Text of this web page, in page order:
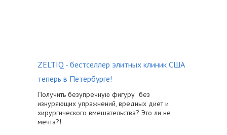
ZELTIQ - бестселлер элитных клиник США
теперь в Петербурге!
Получить безупречную фигуру без
изнуряющих упражнений, вредных диет и
хирургического вмешательства? Это ли не
мечта?!